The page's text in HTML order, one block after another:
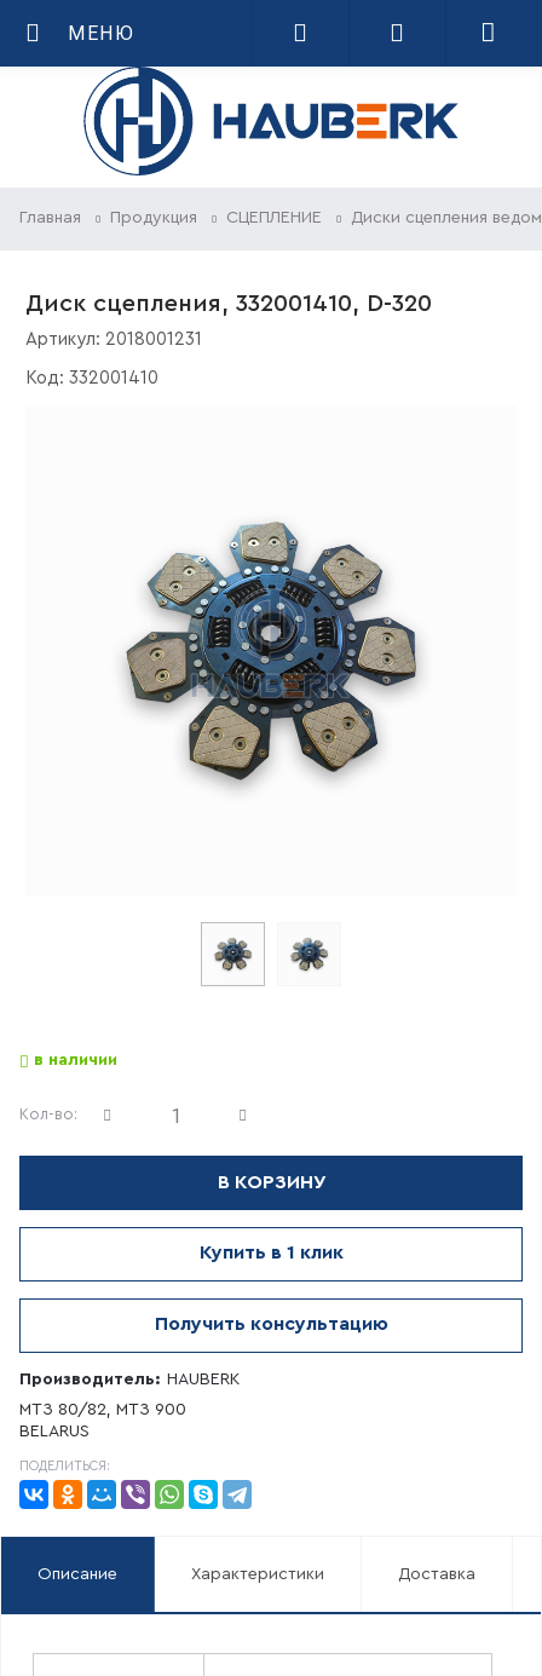
МЕНЮ
Главная Продукция СЦЕПЛЕНИЕ Диски сцепления
Диск сцепления, 332001410, D-320
Артикул: 2018001231
Код: 332001410
в наличии
Кол-во:
В КОРЗИНУ
Купить в 1 клик
Получить консультацию
Производитель: HAUBERK
МТЗ 80/82, МТЗ 900
BELARUS
ПОДЕЛИТЬСЯ:
Описание Характеристики Доставка